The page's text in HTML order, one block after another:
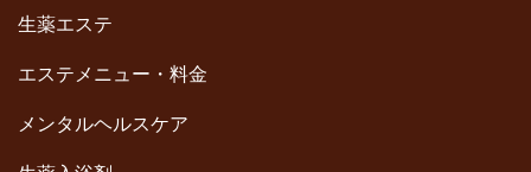
生薬エステ
エステメニュー・料金
メンタルヘルスケア